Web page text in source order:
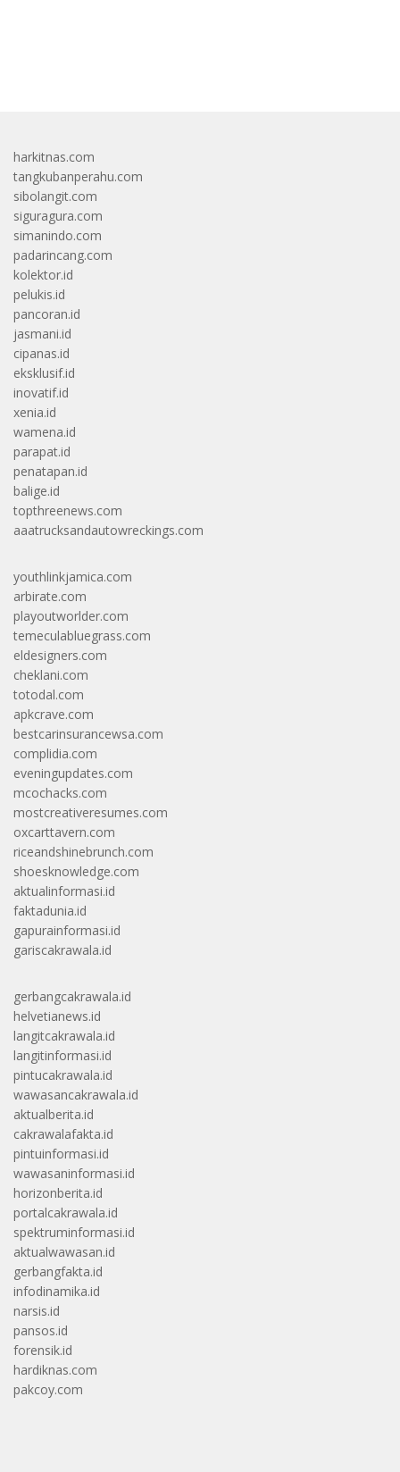
harkitnas.com
tangkubanperahu.com
sibolangit.com
siguragura.com
simanindo.com
padarincang.com
kolektor.id
pelukis.id
pancoran.id
jasmani.id
cipanas.id
eksklusif.id
inovatif.id
xenia.id
wamena.id
parapat.id
penatapan.id
balige.id
topthreenews.com
aaatrucksandautowreckings.com
youthlinkjamica.com
arbirate.com
playoutworlder.com
temeculabluegrass.com
eldesigners.com
cheklani.com
totodal.com
apkcrave.com
bestcarinsurancewsa.com
complidia.com
eveningupdates.com
mcochacks.com
mostcreativeresumes.com
oxcarttavern.com
riceandshinebrunch.com
shoesknowledge.com
aktualinformasi.id
faktadunia.id
gapurainformasi.id
gariscakrawala.id
gerbangcakrawala.id
helvetianews.id
langitcakrawala.id
langitinformasi.id
pintucakrawala.id
wawasancakrawala.id
aktualberita.id
cakrawalafakta.id
pintuinformasi.id
wawasaninformasi.id
horizonberita.id
portalcakrawala.id
spektruminformasi.id
aktualwawasan.id
gerbangfakta.id
infodinamika.id
narsis.id
pansos.id
forensik.id
hardiknas.com
pakcoy.com